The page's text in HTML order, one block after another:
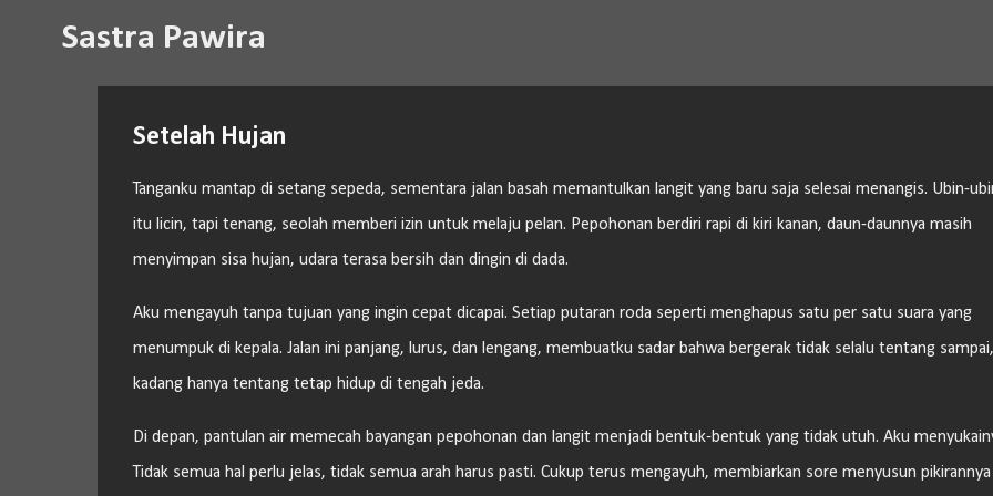
Sastra Pawira
Setelah Hujan
Tanganku mantap di setang sepeda, sementara jalan basah memantulkan langit yang baru saja selesai menangis. Ubin-
itu licin, tapi tenang, seolah memberi izin untuk melaju pelan. Pepohonan berdiri rapi di kiri kanan, daun-daunnya masih
menyimpan sisa hujan, udara terasa bersih dan dingin di dada.
Aku mengayuh tanpa tujuan yang ingin cepat dicapai. Setiap putaran roda seperti menghapus satu per satu suara yang
menumpuk di kepala. Jalan ini panjang, lurus, dan lengang, membuatku sadar bahwa bergerak tidak selalu tentang sampai,
kadang hanya tentang tetap hidup di tengah jeda.
Di depan, pantulan air memecah bayangan pepohonan dan langit menjadi bentuk-bentuk yang tidak utuh. Aku
Tidak semua hal perlu jelas, tidak semua arah harus pasti. Cukup terus mengayuh, membiarkan sore menyusun pikirannya